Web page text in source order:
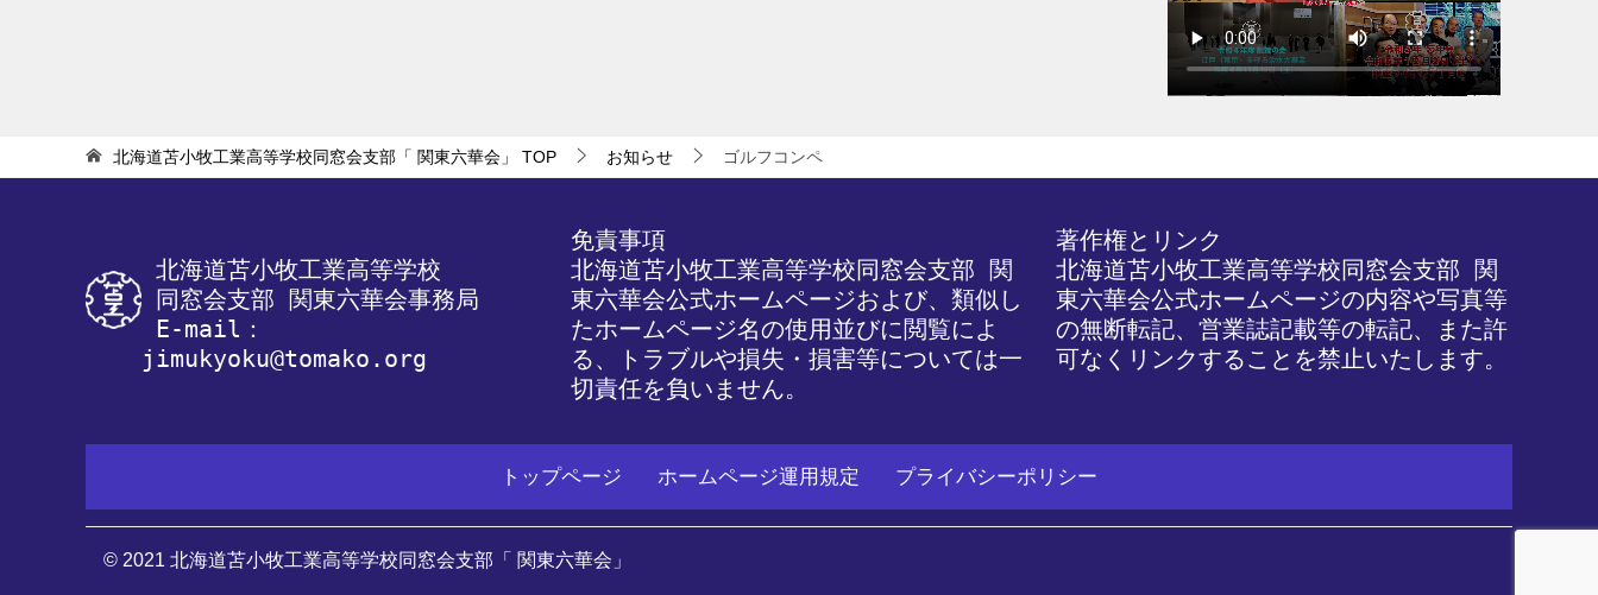
北海道苫小牧工業高等学校同窓会支部「 関東六華会」 TOP お知らせ ゴルフコンペ
北海道苫小牧工業高等学校
同窓会支部 関東六華会事務局
jimukyoku@tomako.org
免責事項
北海道苫小牧工業高等学校同窓会支部 関
東六華会公式ホームページおよび、類似し
たホームページ名の使用並びに閲覧によ
る、トラブルや損失・損害等については一
切責任を負いません。
著作権とリンク
北海道苫小牧工業高等学校同窓会支部 関
東六華会公式ホームページの内容や写真等
の無断転記、営業誌記載等の転記、また許
可なくリンクすることを禁止いたします。
トップページ ホームページ運用規定 プライバシーポリシー
© 2021 北海道苫小牧工業高等学校同窓会支部「 関東六華会」